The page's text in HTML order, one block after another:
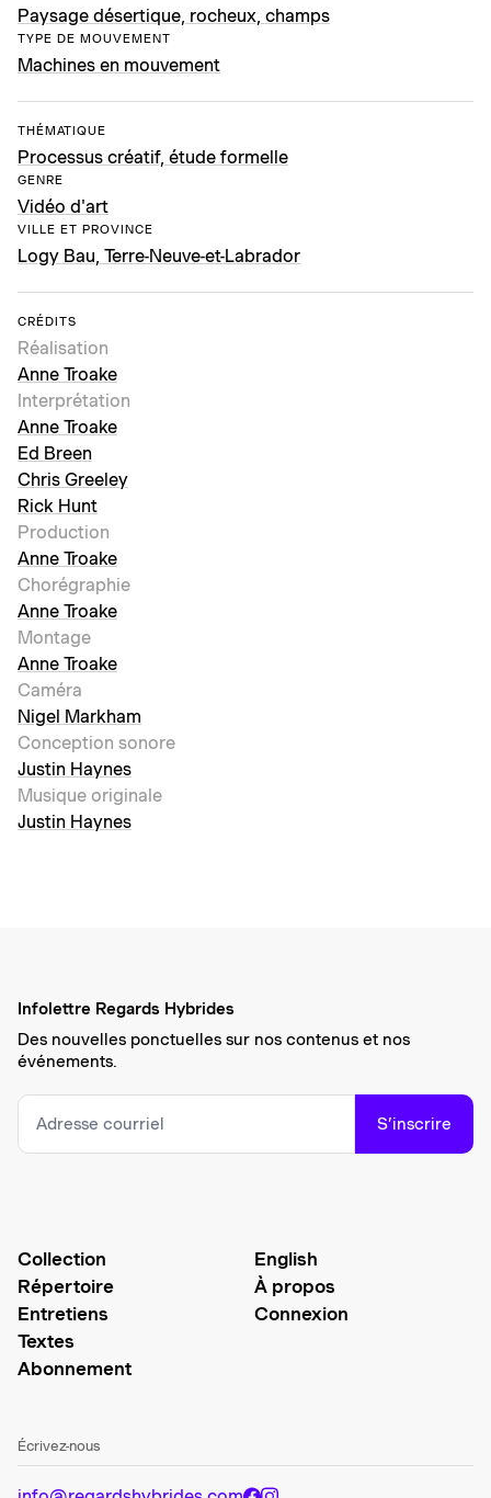
Paysage désertique, rocheux, champs
TYPE DE MOUVEMENT
Machines en mouvement
THÉMATIQUE
Processus créatif, étude formelle
GENRE
Vidéo d'art
VILLE ET PROVINCE
Logy Bau, Terre-Neuve-et-Labrador
CRÉDITS
Réalisation
Anne Troake
Interprétation
Anne Troake
Ed Breen
Chris Greeley
Rick Hunt
Production
Anne Troake
Chorégraphie
Anne Troake
Montage
Anne Troake
Caméra
Nigel Markham
Conception sonore
Justin Haynes
Musique originale
Justin Haynes
Infolettre Regards Hybrides
Des nouvelles ponctuelles sur nos contenus et nos
événements.
S’inscrire
Collection
Répertoire
Entretiens
Textes
Abonnement
English
À propos
Connexion
Écrivez-nous